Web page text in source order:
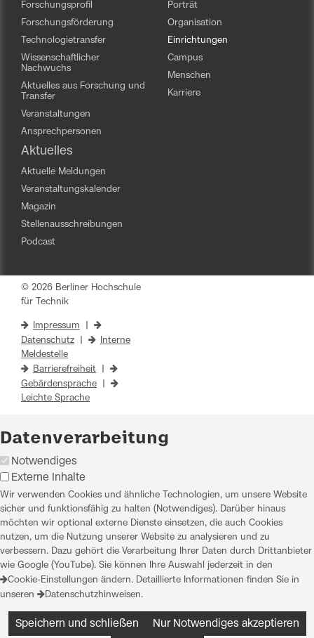
Forschungsprofil
Forschungsförderung
Technologietransfer
Wissenschaftlicher
Nachwuchs
Aktuelles aus Forschung und
Transfer
Veranstaltungen
Ansprechpersonen
Porträt
Organisation
Einrichtungen
Campus
Menschen
Karriere
Aktuelles
Aktuelle Meldungen
Veranstaltungskalender
Magazin
Stellenausschreibungen
Podcast
© 2026 Berliner Hochschule
für Technik
Impressum
Datenschutz
Interne
Meldestelle
Barrierefreiheit
Gebärdensprache
Leichte Sprache
Datenverarbeitung
Notwendiges
Externe Inhalte
Wir verwenden Cookies und ähnliche Technologien, um unsere Website
sicher und funktionsfähig zu halten (Notwendiges). Darüber hinaus
möchten wir optional externe Dienste einsetzen, die auch Cookies
nutzen, um die Nutzung unserer Website zu analysieren und zu
verbessern. Dazu gehört die Verarbeitung Ihrer Daten durch Drittanbieter
wie Google (YouTube). Sie können Ihre Auswahl jederzeit in den
Cookie-Einstellungen ändern. Detaillierte Informationen finden Sie in
unseren
Datenschutzhinweisen.
Speichern und schließen Nur Notwendiges akzeptieren